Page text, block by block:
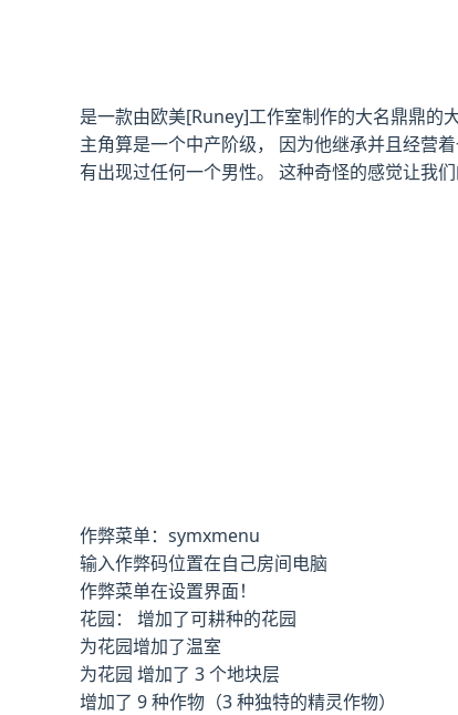
是一款由欧美[Runey]工作室制作的大名鼎鼎的
主角算是一个中产阶级， 因为他继承并且经营
有出现过任何一个男性。 这种奇怪的感觉让我
作弊菜单：symxmenu
输入作弊码位置在自己房间电脑
作弊菜单在设置界面！
花园： 增加了可耕种的花园
为花园增加了温室
为花园 增加了 3 个地块层
增加了 9 种作物（3 种独特的精灵作物）